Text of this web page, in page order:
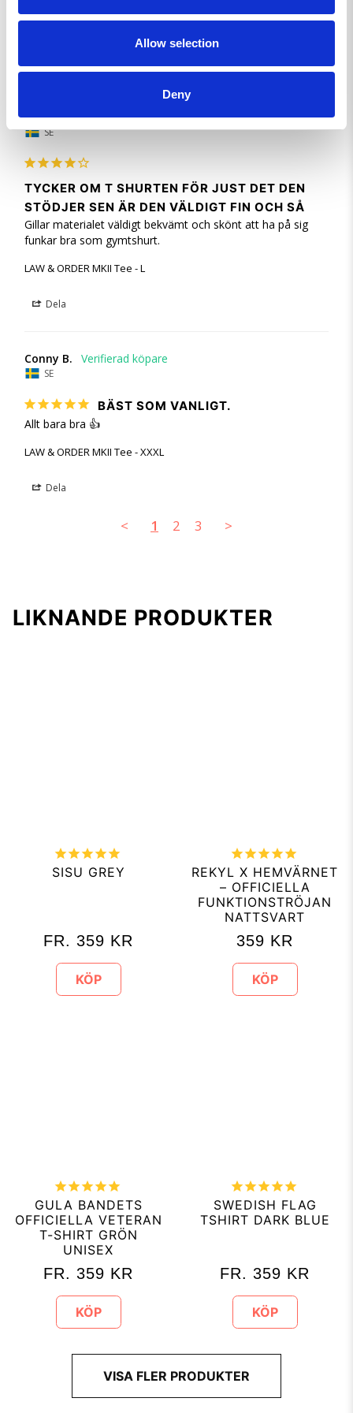
Allow selection
Deny
Frank L.
SE
TYCKER OM T SHURTEN FÖR JUST DET DEN
STÖDJER SEN ÄR DEN VÄLDIGT FIN OCH SÅ
Gillar materialet väldigt bekvämt och skönt att ha på sig
funkar bra som gymtshurt.
LAW & ORDER MKII Tee - L
Dela
Conny B.
SE
BÄST SOM VANLIGT.
Allt bara bra 👍
LAW & ORDER MKII Tee - XXXL
Dela
< 1 2 3 >
LIKNANDE PRODUKTER
SISU GREY
FR. 359 KR
KÖP
REKYL X HEMVÄRNET
– OFFICIELLA
FUNKTIONSTRÖJAN
NATTSVART
359 KR
KÖP
GULA BANDETS
OFFICIELLA VETERAN
T-SHIRT GRÖN
UNISEX
FR. 359 KR
KÖP
SWEDISH FLAG
TSHIRT DARK BLUE
FR. 359 KR
KÖP
VISA FLER PRODUKTER